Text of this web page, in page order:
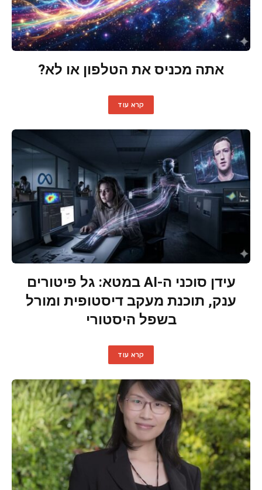
אתה מכניס את הטלפון או לא?
קרא עוד
עידן סוכני ה-AI במטא: גל פיטורים
ענק, תוכנת מעקב דיסטופית ומורל
בשפל היסטורי
קרא עוד